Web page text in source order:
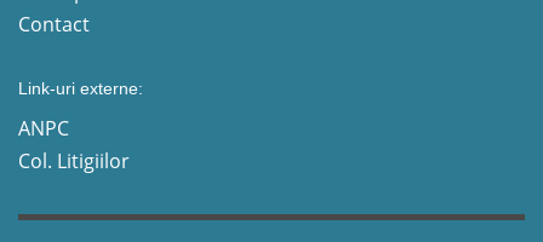
Contact
Link-uri externe:
ANPC
Col. Litigiilor